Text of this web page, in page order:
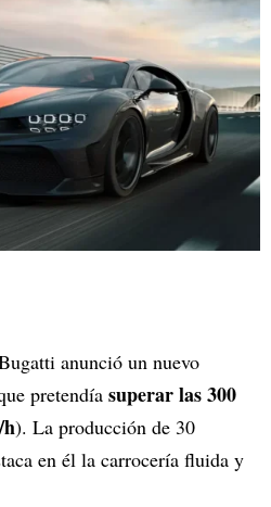
anunció un nuevo
pretendía superar las 300
). La producción de 30
en él la carrocería fluida y